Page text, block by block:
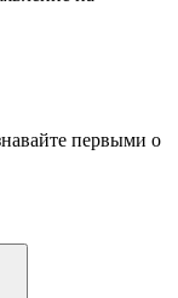
первыми о